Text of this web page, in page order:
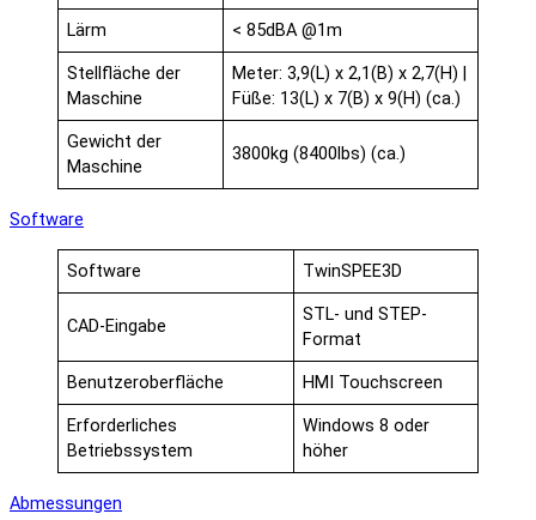
Lärm < 85dBA @1m
Stellfläche der
Maschine
Meter: 3,9(L) x 2,1(B) x 2,7(H) |
Füße: 13(L) x 7(B) x 9(H) (ca.)
Gewicht der
Maschine
3800kg (8400lbs) (ca.)
Software
Software TwinSPEE3D
CAD-Eingabe
STL- und STEP-
Format
Benutzeroberfläche HMI Touchscreen
Erforderliches
Betriebssystem
Windows 8 oder
höher
Abmessungen